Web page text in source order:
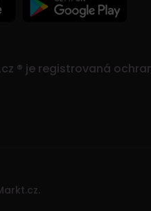
® je registrovaná